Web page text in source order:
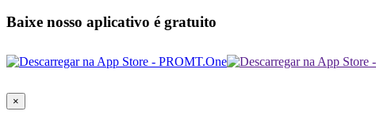
Baixe nosso aplicativo é gratuito
×